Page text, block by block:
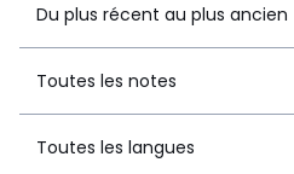
Du plus récent au plus ancien
Toutes les notes
Toutes les langues